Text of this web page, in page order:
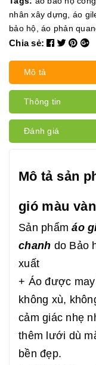
nhân xây dựng
áo
bảo hộ áo phản
Chia sẻ:
Mô tả
Thông tin
Đánh giá
Mô tả sản
gió màu
Sản phẩmáo
chanh do Bảo
xuất
+ Áo được
không xù,
cảm giác nhẹ
thêm lưới dù
bền đẹp.